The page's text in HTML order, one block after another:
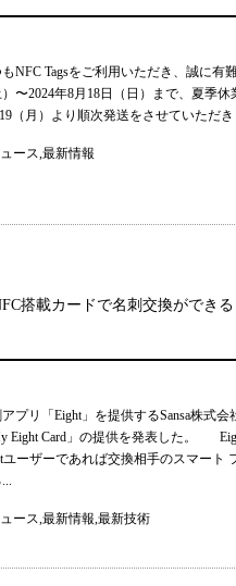
もNFC Tagsをご利用いただき、誠に
）〜2024年8月18日（日）まで、夏季
19（月）より順次発送をさせてい
ース,最新情報
搭載カードで名刺交換ができ
プリ「Eight」を提供するSansa株式
Eight Card」の提供を発表した。
ユーザーであれば交換相手のスマート
ース,最新情報,最新技術